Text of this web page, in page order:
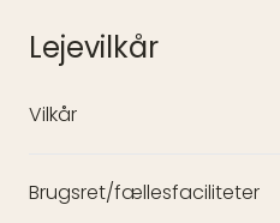
Lejevilkår
Vilkår
Brugsret/fællesfaciliteter